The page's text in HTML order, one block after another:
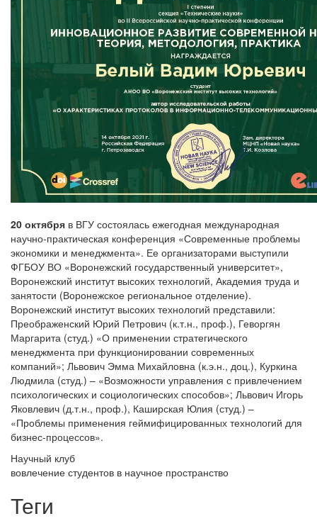
20 октября в ВГУ состоялась ежегодная международная
научно-практическая конференция «Современные проблемы
экономики и менеджмента». Ее организаторами выступили
ФГБОУ ВО «Воронежский государственный университет»,
Воронежский институт высоких технологий, Академия труда и
занятости (Воронежское региональное отделение).
Воронежский институт высоких технологий представили:
Преображенский Юрий Петрович (к.т.н., проф.), Геворгян
Маргарита (студ.) «О применении стратегического
менеджмента при функционировании современных
компаний»; Львович Эмма Михайловна (к.э.н., доц.), Куркина
Людмила (студ.) – «Возможности управления с привлечением
психологических и социологических способов»; Львович Игорь
Яковлевич (д.т.н., проф.), Каширская Юлия (студ.) –
«Проблемы применения геймифицированных технологий для
бизнес-процессов».
Научный клуб
вовлечение студентов в научное пространство
Теги